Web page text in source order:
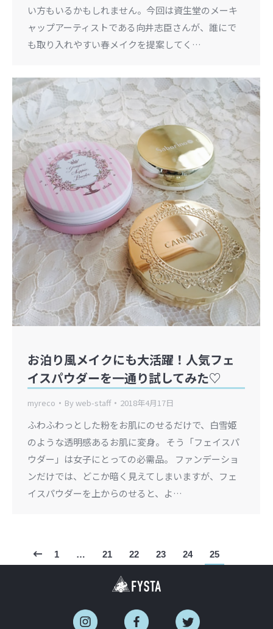
い方もいるかもしれません。今回は資生堂のメーキ
ャップアーティストである向井志臣さんが、誰にで
も取り入れやすい春メイクを提案してく…
お泊り風メイクにも大活躍！人気フェ
イスパウダーを一通り試してみた♡
myreco Byweb-staff 2018年4月17日
ふわふわっとした粉をお肌にのせるだけで、白雪姫
のような透明感あるお肌に変身。 そう「フェイスパ
ウダー」は女子にとっての必需品。 ファンデーショ
ンだけでは、どこか暗く見えてしまいますが、フェ
イスパウダーを上からのせると、よ…
1 … 21 22 23 24 25